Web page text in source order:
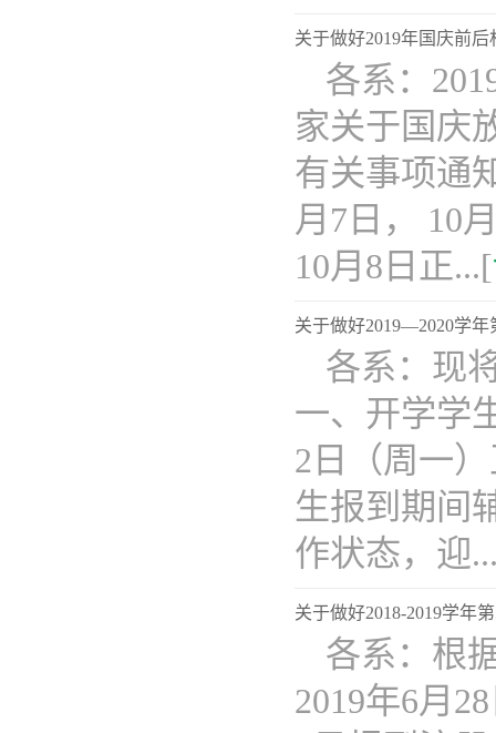
关于做好2019年国庆前
各系：
家关于国庆
有关事项通
月7日， 10
10月8日正...[
关于做好2019—2020学
各系：现
一、开学学
2日（周一
生报到期间
作状态，迎
关于做好2018-2019学年
各系：根
2019年6月